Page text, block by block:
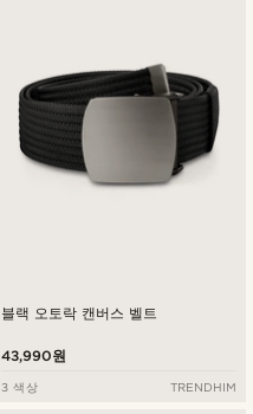
블랙 오토락 캔버스 벨트
43,990원
3 색상 TRENDHIM